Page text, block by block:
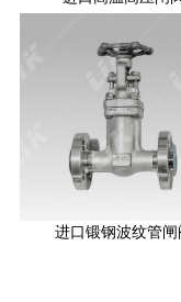
进口锻钢波纹管闸